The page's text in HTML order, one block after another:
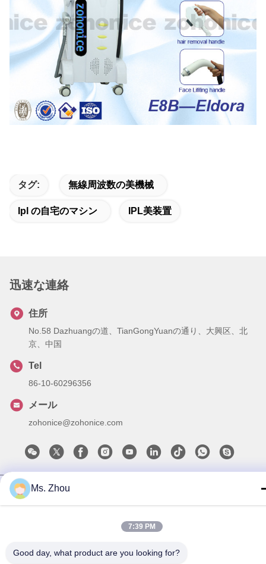
タグ: 無線周波数の美機械
Ipl の自宅のマシン IPL美装置
迅速な連絡
住所
No.58 Dazhuangの道、TianGongYuanの通り、大興区、北
京、中国
Tel
86-10-60296356
メール
zohonice@zohonice.com
プライバシーポリシー
械 メーカー。Copyright© 2013-2026 Beijing Zohonice Beauty
Ms. Zhou
7:39 PM
Good day, what product are you looking for?